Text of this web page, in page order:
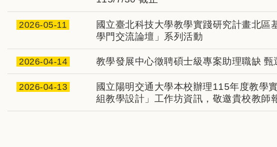
2026-05-11
國立臺北科技大學教學實踐研究計畫北
學門交流論壇」系列活動
2026-04-14 教學發展中心徵聘碩士級專案助理職缺 甄
2026-04-13
國立陽明交通大學本校辦理115年度教學
組教學設計」工作坊資訊，敬邀貴校教師